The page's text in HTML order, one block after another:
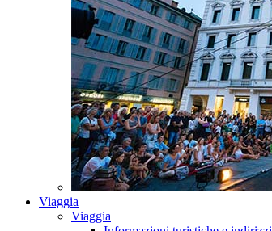
Viaggia
Viaggia